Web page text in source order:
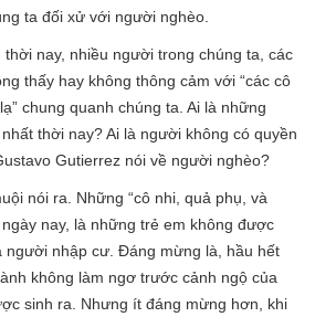
ta đối xử với người nghèo.
nay, nhiều người trong chúng ta, các
thấy hay không thông cảm với “các cô
chung quanh chúng ta. Ai là những
thời nay? Ai là người không có quyền
Gutierrez nói về người nghèo?
nói ra. Những “cô nhi, quả phụ, và
nay, là những trẻ em không được
người nhập cư. Đáng mừng là, hầu hết
không làm ngơ trước cảnh ngộ của
sinh ra. Nhưng ít đáng mừng hơn, khi